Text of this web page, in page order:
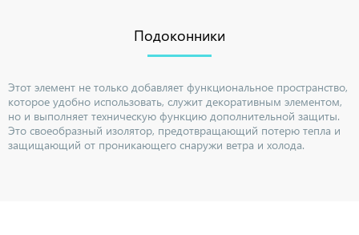
Подоконники
Этот элемент не только добавляет функциональное пространство,
которое удобно использовать, служит декоративным элементом,
но и выполняет техническую функцию дополнительной защиты.
Это своеобразный изолятор, предотвращающий потерю тепла и
защищающий от проникающего снаружи ветра и холода.